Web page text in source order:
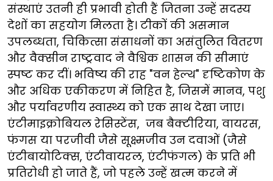
संस्थाएं उतनी ही प्रभावी होती हैं जितना उन्हें सदस्य
देशों का सहयोग मिलता है। टीकों की असमान
उपलब्धता, चिकित्सा संसाधनों का असंतुलित वितरण
और वैक्सीन राष्ट्रवाद ने वैश्विक शासन की सीमाएं
स्पष्ट कर दीं। भविष्य की राह "वन हेल्थ" दृष्टिकोण के
और अधिक एकीकरण में निहित है, जिसमें मानव, पशु
और पर्यावरणीय स्वास्थ्य को एक साथ देखा जाए।
एंटीमाइक्रोबियल रेसिस्टेंस, जब बैक्टीरिया, वायरस,
फंगस या परजीवी जैसे सूक्ष्मजीव उन दवाओं (जैसे
एंटीबायोटिक्स, एंटीवायरल, एंटीफंगल) के प्रति भी
प्रतिरोधी हो जाते हैं, जो पहले उन्हें खत्म करने में